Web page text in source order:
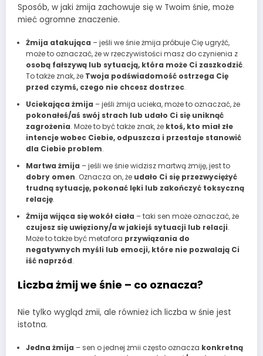
Sposób, w jaki żmija zachowuje się w Twoim śnie, może
mieć ogromne znaczenie.
Żmija atakująca – jeśli we śnie żmija próbuje Cię ugryźć,
może to oznaczać, że w rzeczywistości masz do czynienia z
osobą fałszywą lub sytuacją, która może Ci zaszkodzić.
To także znak, że Twoja podświadomość ostrzega Cię
przed czymś, czego nie chcesz dostrzec.
Uciekająca żmija – jeśli żmija ucieka, może to oznaczać, że
pokonałeś/aś swój strach lub udało Ci się uniknąć
zagrożenia. Może to być także znak, że ktoś, kto miał złe
intencje wobec Ciebie, odpuszcza i przestaje stanowić
dla Ciebie problem.
Martwa żmija – jeśli we śnie widzisz martwą żmiję, jest to
dobry omen. Oznacza on, że udało Ci się przezwyciężyć
trudną sytuację, pokonać lęki lub zakończyć toksyczną
relację.
Żmija wijąca się wokół ciała – taki sen może oznaczać, że
czujesz się uwięziony/a w jakiejś sytuacji lub relacji.
Może to także być metafora przywiązania do
negatywnych myśli lub emocji, które nie pozwalają Ci
iść naprzód.
Liczba żmij we śnie – co oznacza?
Nie tylko wygląd żmii, ale również ich liczba w śnie jest
istotna.
Jedna żmija – sen o jednej żmii często oznacza konkretną